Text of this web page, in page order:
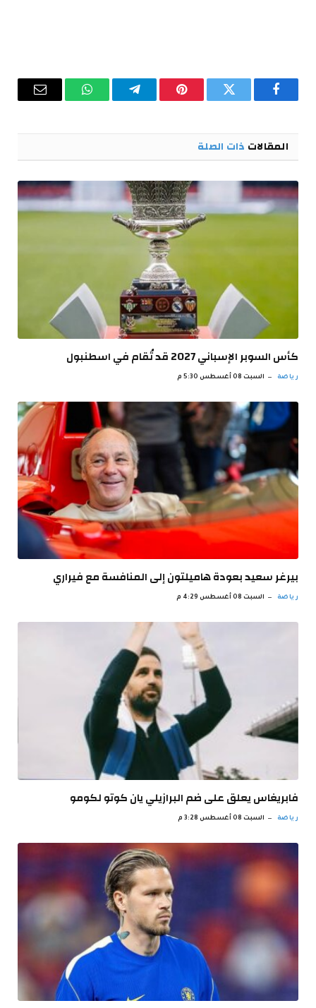
فيسبوك تويتر بينتيريستتيلقرام واتساب البريد
المقالات ذات الصلة
كأس السوبر الإسباني 2027 قد تُقام في اسطنبول
رياضة السبت 08 أغسطس 5:30 م
بيرغر سعيد بعودة هاميلتون إلى المنافسة مع فيراري
رياضة السبت 08 أغسطس 4:29 م
فابريغاس يعلق على ضم البرازيلي يان كوتو لكومو
رياضة السبت 08 أغسطس 3:28 م